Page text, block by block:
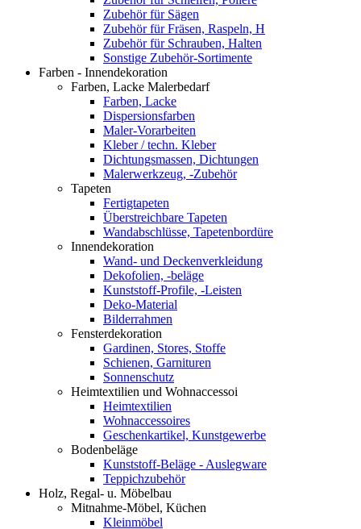
Zubehör für Sägen
Zubehör für Fräsen, Raspeln, H
Zubehör für Schrauben, Halten
Sonstige Zubehör-Sortimente
Farben - Innendekoration
Farben, Lacke Malerbedarf
Farben, Lacke
Dispersionsfarben
Maler-Vorarbeiten
Kleber / techn. Kleber
Dichtungsmassen, Dichtungen
Malerwerkzeug, -Zubehör
Tapeten
Fertigtapeten
Überstreichbare Tapeten
Wandabschlüsse, Tapetenbordüre
Innendekoration
Wand- und Deckenverkleidung
Dekofolien, -beläge
Kunststoff-Profile, -Leisten
Deko-Material
Bilderrahmen
Fensterdekoration
Gardinen, Stores, Stoffe
Schienen, Garnituren
Sonnenschutz
Heimtextilien und Wohnaccessoi
Heimtextilien
Wohnaccessoires
Geschenkartikel, Kunstgewerbe
Bodenbeläge
Kunststoff-Beläge - Auslegware
Teppichzubehör
Holz, Regal- u. Möbelbau
Mitnahme-Möbel, Küchen
Kleinmöbel